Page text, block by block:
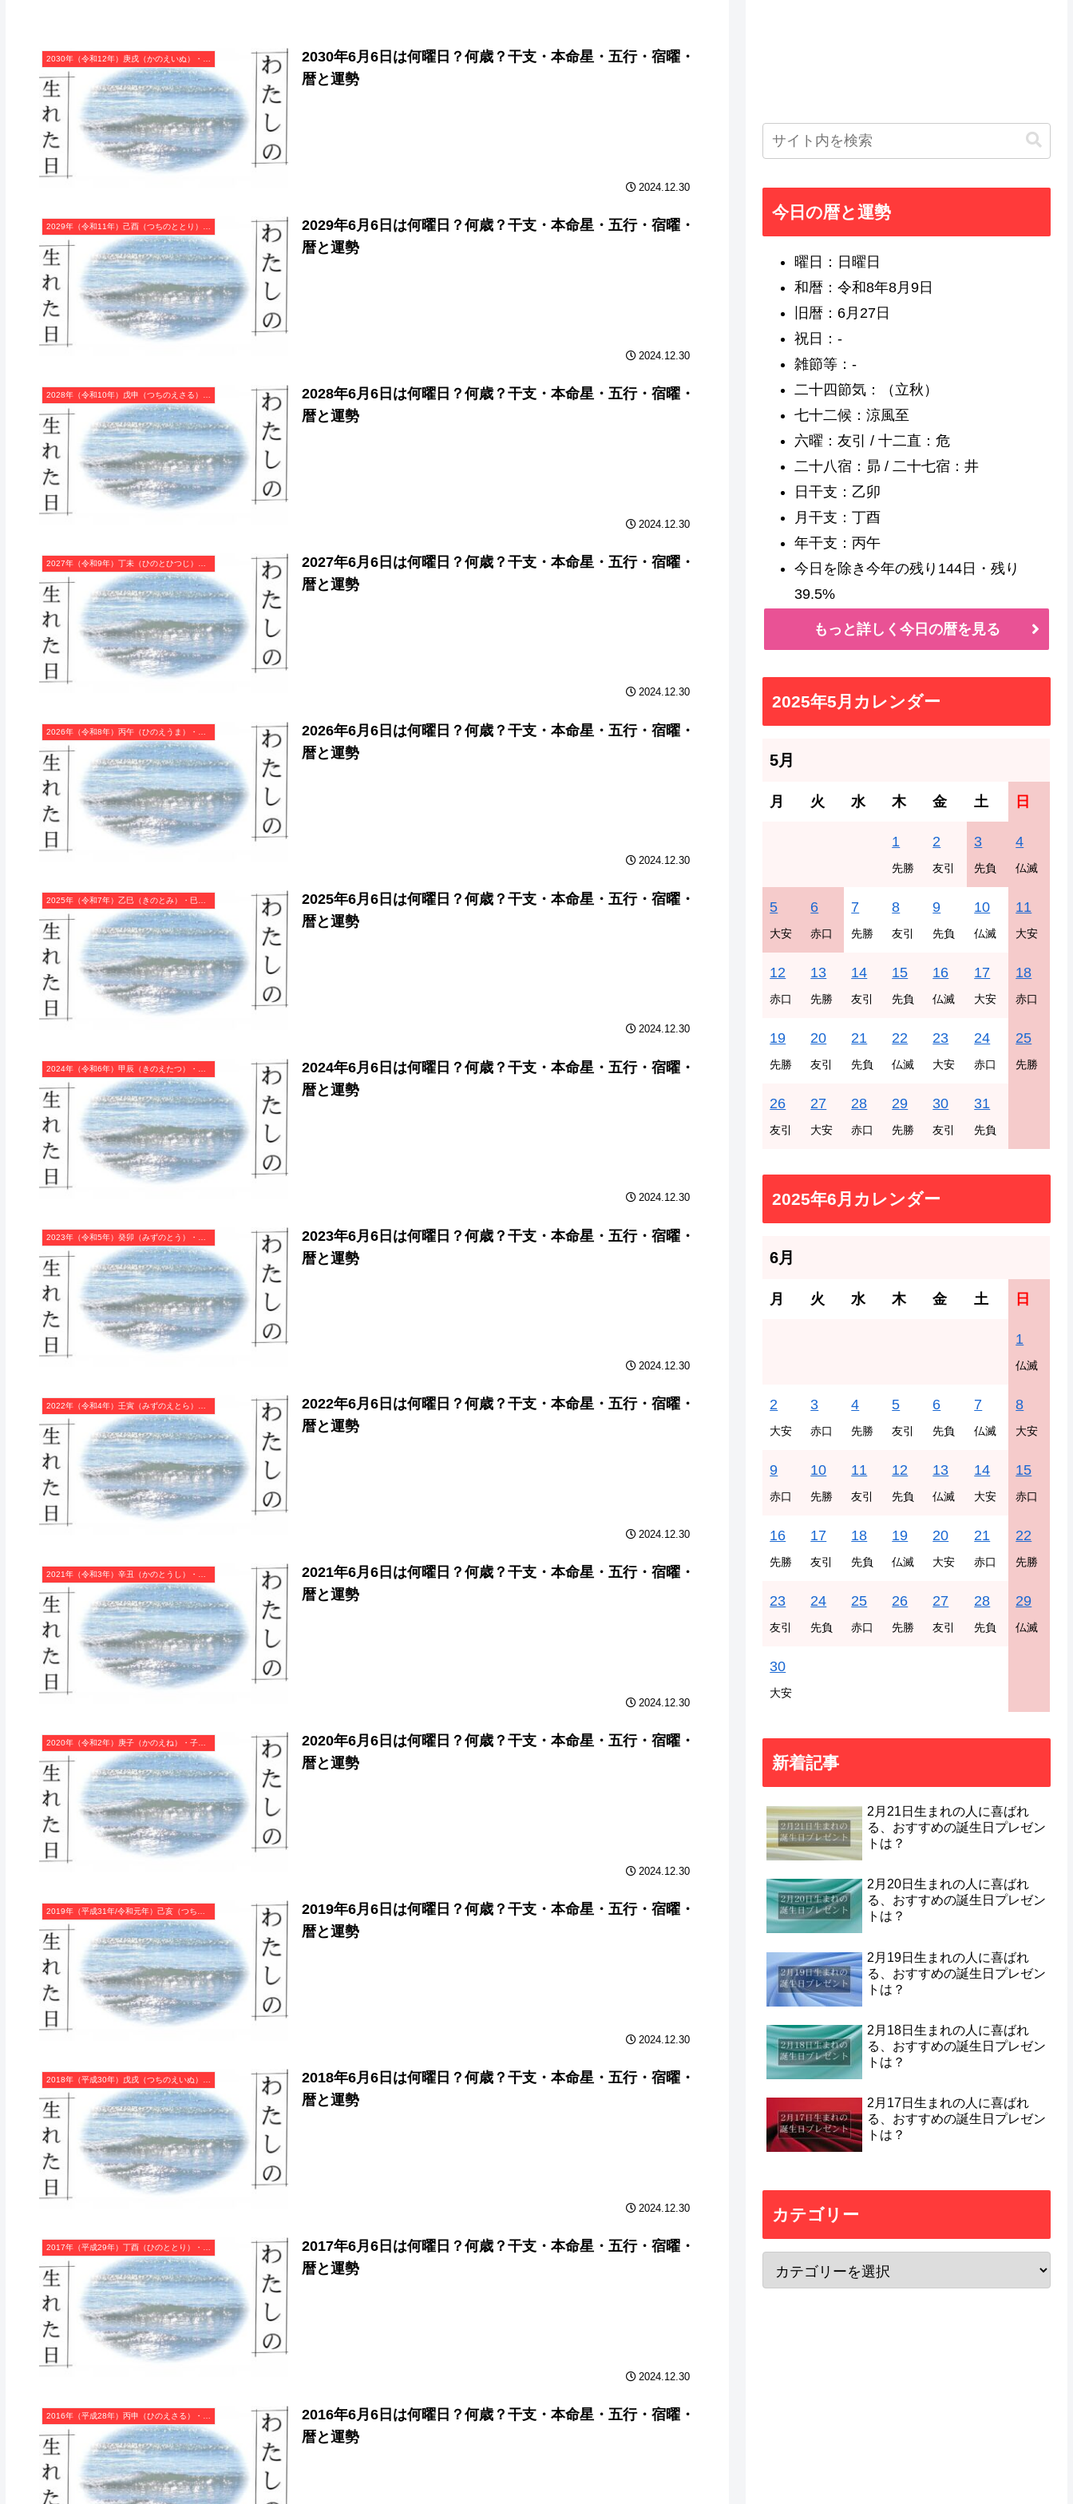
2030年6月6日は何曜日？何歳？干支・本命星・五行・宿曜・
暦と運勢
2024.12.30
2029年（令和11年）己酉（つちのととり）・酉年（とり年）カレンダー（月曜はじまり）
2029年6月6日は何曜日？何歳？干支・本命星・五行・宿曜・
暦と運勢
2024.12.30
2028年（令和10年）戊申（つちのえさる）・申年（さる年）カレンダー（月曜はじまり）
2028年6月6日は何曜日？何歳？干支・本命星・五行・宿曜・
暦と運勢
2024.12.30
2027年（令和9年）丁未（ひのとひつじ）・未年（ひつじ年）カレンダー（月曜はじまり）
2027年6月6日は何曜日？何歳？干支・本命星・五行・宿曜・
暦と運勢
2024.12.30
2026年6月6日は何曜日？何歳？干支・本命星・五行・宿曜・
暦と運勢
2024.12.30
2025年（令和7年）乙巳（きのとみ）・巳年（へび年）カレンダー（月曜はじまり）
2025年6月6日は何曜日？何歳？干支・本命星・五行・宿曜・
暦と運勢
2024.12.30
2024年6月6日は何曜日？何歳？干支・本命星・五行・宿曜・
暦と運勢
2024.12.30
2023年6月6日は何曜日？何歳？干支・本命星・五行・宿曜・
暦と運勢
2024.12.30
2022年6月6日は何曜日？何歳？干支・本命星・五行・宿曜・
暦と運勢
2024.12.30
2021年6月6日は何曜日？何歳？干支・本命星・五行・宿曜・
暦と運勢
2024.12.30
2020年（令和2年）庚子（かのえね）・子年（ねずみ年）カレンダー（月曜はじまり）
2020年6月6日は何曜日？何歳？干支・本命星・五行・宿曜・
暦と運勢
2024.12.30
2019年6月6日は何曜日？何歳？干支・本命星・五行・宿曜・
暦と運勢
2024.12.30
2018年6月6日は何曜日？何歳？干支・本命星・五行・宿曜・
暦と運勢
2024.12.30
2017年（平成29年）丁酉（ひのととり）・酉年（とり年）カレンダー（月曜はじまり）
2017年6月6日は何曜日？何歳？干支・本命星・五行・宿曜・
暦と運勢
2024.12.30
2016年（平成28年）丙申（ひのえさる）・申年（さる年）カレンダー（月曜はじまり）
2016年6月6日は何曜日？何歳？干支・本命星・五行・宿曜・
暦と運勢
今日の暦と運勢
曜日：日曜日
和暦：令和8年8月9日
旧暦：6月27日
祝日：-
雑節等：-
二十四節気：（立秋）
七十二候：涼風至
六曜：友引 / 十二直：危
二十八宿：昴 / 二十七宿：井
日干支：乙卯
月干支：丁酉
年干支：丙午
今日を除き今年の残り144日・残り
39.5%
もっと詳しく今日の暦を見る
2025年5月カレンダー
5月
月 火 水 木 金 土 日
1
先勝
2
友引
3
先負
4
仏滅
5
大安
6
赤口
7
先勝
8
友引
9
先負
10
仏滅
11
大安
12
赤口
13
先勝
14
友引
15
先負
16
仏滅
17
大安
18
赤口
19
先勝
20
友引
21
先負
22
仏滅
23
大安
24
赤口
25
先勝
26
友引
27
大安
28
赤口
29
先勝
30
友引
31
先負
2025年6月カレンダー
6月
月 火 水 木 金 土 日
1
仏滅
2
大安
3
赤口
4
先勝
5
友引
6
先負
7
仏滅
8
大安
9
赤口
10
先勝
11
友引
12
先負
13
仏滅
14
大安
15
赤口
16
先勝
17
友引
18
先負
19
仏滅
20
大安
21
赤口
22
先勝
23
友引
24
先負
25
赤口
26
先勝
27
友引
28
先負
29
仏滅
30
大安
新着記事
2月21日生まれの人に喜ばれ
る、おすすめの誕生日プレゼン
トは？
2月20日生まれの人に喜ばれ
る、おすすめの誕生日プレゼン
トは？
2月19日生まれの人に喜ばれ
る、おすすめの誕生日プレゼン
トは？
2月18日生まれの人に喜ばれ
る、おすすめの誕生日プレゼン
トは？
2月17日生まれの人に喜ばれ
る、おすすめの誕生日プレゼン
トは？
カテゴリー